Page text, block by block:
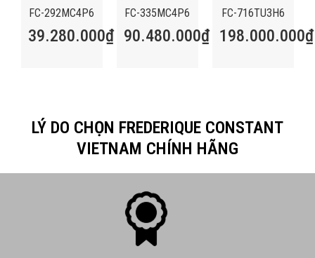
FC-292MC4P6
39.280.000₫
FC-335MC4P6
90.480.000₫
FC-716TU3H6
198.000.000₫
LÝ DO CHỌN FREDERIQUE CONSTANT
VIETNAM CHÍNH HÃNG